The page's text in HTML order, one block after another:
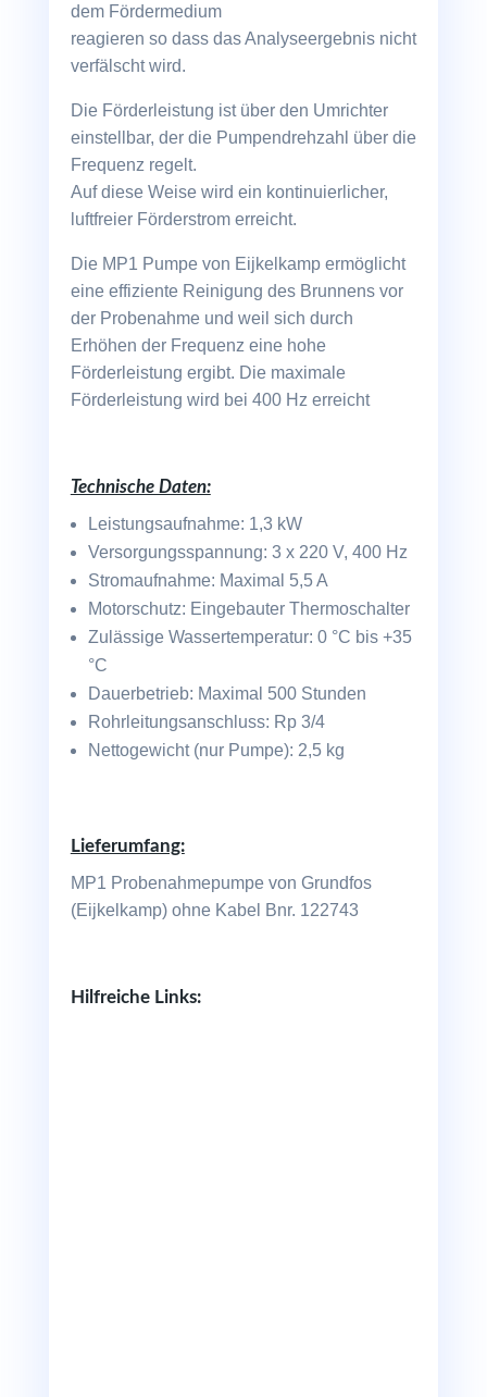
dem Fördermedium
reagieren so dass das Analyseergebnis nicht
verfälscht wird.
Die Förderleistung ist über den Umrichter
einstellbar, der die Pumpendrehzahl über die
Frequenz regelt.
Auf diese Weise wird ein kontinuierlicher,
luftfreier Förderstrom erreicht.
Die MP1 Pumpe von Eijkelkamp ermöglicht
eine effiziente Reinigung des Brunnens vor
der Probenahme und weil sich durch
Erhöhen der Frequenz eine hohe
Förderleistung ergibt. Die maximale
Förderleistung wird bei 400 Hz erreicht
Technische Daten:
Leistungsaufnahme: 1,3 kW
Versorgungsspannung: 3 x 220 V, 400 Hz
Stromaufnahme: Maximal 5,5 A
Motorschutz: Eingebauter Thermoschalter
Zulässige Wassertemperatur: 0 °C bis +35
°C
Dauerbetrieb: Maximal 500 Stunden
Rohrleitungsanschluss: Rp 3/4
Nettogewicht (nur Pumpe): 2,5 kg
Lieferumfang:
MP1 Probenahmepumpe von Grundfos
(Eijkelkamp) ohne Kabel Bnr. 122743
Hilfreiche Links: